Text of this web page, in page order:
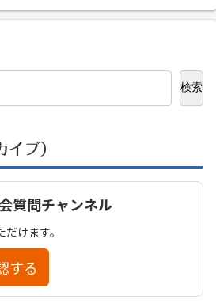
検索
イブ）
質問チャンネル
けます。
する